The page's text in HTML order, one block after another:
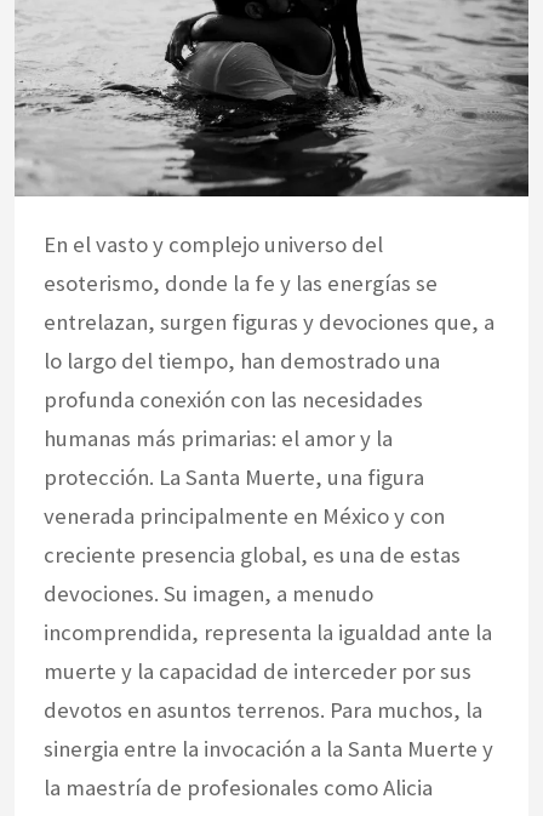
En el vasto y complejo universo del
esoterismo, donde la fe y las energías se
entrelazan, surgen figuras y devociones que, a
lo largo del tiempo, han demostrado una
profunda conexión con las necesidades
humanas más primarias: el amor y la
protección. La Santa Muerte, una figura
venerada principalmente en México y con
creciente presencia global, es una de estas
devociones. Su imagen, a menudo
incomprendida, representa la igualdad ante la
muerte y la capacidad de interceder por sus
devotos en asuntos terrenos. Para muchos, la
sinergia entre la invocación a la Santa Muerte y
la maestría de profesionales como Alicia